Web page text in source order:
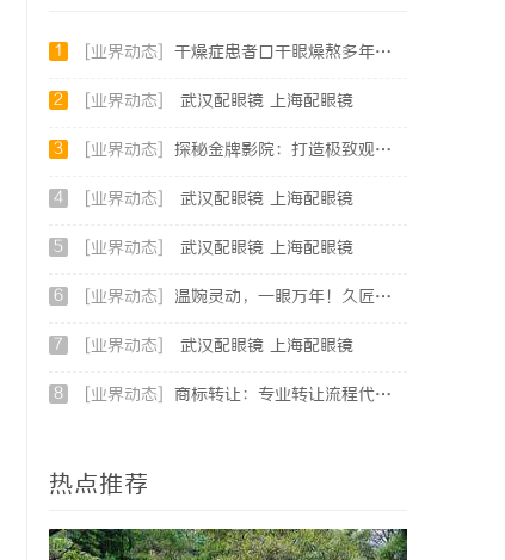
1 [业界动态] 干燥症患者口干眼燥熬多年，一个周期缓过来？老中医：一张辨证方对症，身体找回津液
2 [业界动态] 武汉配眼镜 上海配眼镜
3 [业界动态] 探秘金牌影院：打造极致观影体验的行业先锋
4 [业界动态] 武汉配眼镜 上海配眼镜
5 [业界动态] 武汉配眼镜 上海配眼镜
6 [业界动态] 温婉灵动，一眼万年！久匠量身定制的眉眼唇，才是你整张脸的点睛之笔！淡颜系女生的气质加分项
7 [业界动态] 武汉配眼镜 上海配眼镜
8 [业界动态] 商标转让：专业转让流程代办，包转让成功再付款
热点推荐